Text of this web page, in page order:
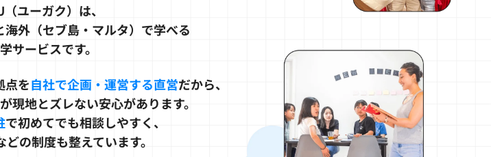
ユーガク）は、
外（セブ島・マルタ）で学べる
サービスです。
点を自社で企画・運営する直営だから、
現地とズレない安心があります。
で初めてでも相談しやすく、
の制度も整えています。